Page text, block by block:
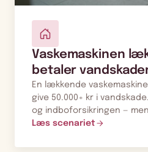
Vaskemaskinen
betaler
En lækkende
give 50.000+ kr i
og indboforsikringen —
Læs scenariet